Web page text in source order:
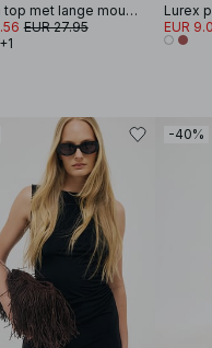
Kanten top met lange mouwen
EUR 27.95
+1
Lurex
EUR
-40%